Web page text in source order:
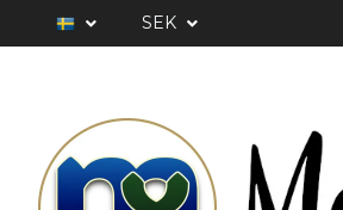
SEK